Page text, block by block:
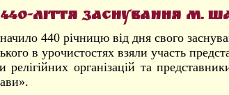
ліття заснування м.
440 річницю від дня свого
в урочистостях взяли участь
організацій та